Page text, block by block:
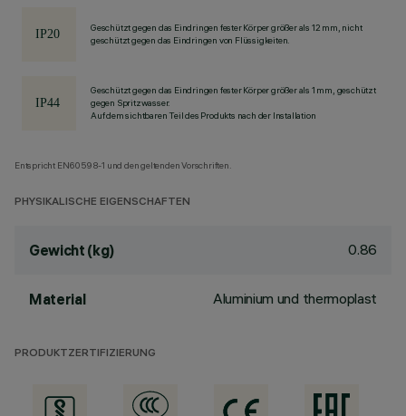
Geschützt gegen das Eindringen fester Körper größer als 12 mm, nicht
geschützt gegen das Eindringen von Flüssigkeiten.
Geschützt gegen das Eindringen fester Körper größer als 1 mm, geschützt
gegen Spritzwasser.
Auf dem sichtbaren Teil des Produkts nach der Installation
Entspricht EN60598-1 und den geltenden Vorschriften.
PHYSIKALISCHE EIGENSCHAFTEN
Gewicht (kg) 0.86
Material Aluminium und thermoplast
PRODUKTZERTIFIZIERUNG